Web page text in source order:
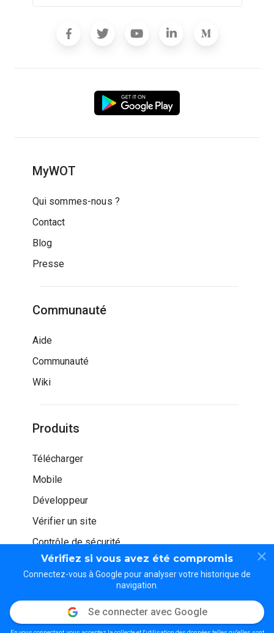
Vérifiez si vous avez été compromis
Connectez-vous à Google pour analyser votre historique de
navigation.
Se connecter avec Google
MyWOT
Qui sommes-nous ?
Contact
Blog
Presse
Communauté
Aide
Communauté
Wiki
Produits
Télécharger
Mobile
Développeur
Vérifier un site
Contrôle de sécurité
© WOT Services LP. Tous droits réservés